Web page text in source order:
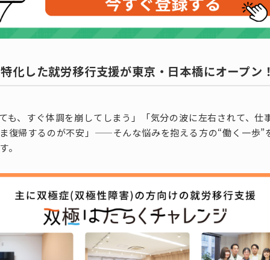
化した就労移行支援が東京・日本橋にオープン
も、すぐ体調を崩してしまう」「気分の波に左右されて、仕
復帰するのが不安」——そんな悩みを抱える方の“働く一歩”
。